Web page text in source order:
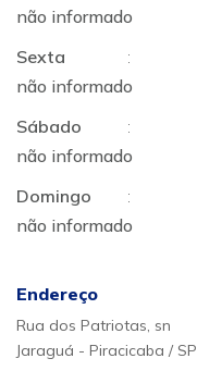
não informado
Sexta
:
não informado
Sábado
:
não informado
Domingo
:
não informado
Endereço
Rua dos Patriotas, sn
Jaraguá - Piracicaba / SP